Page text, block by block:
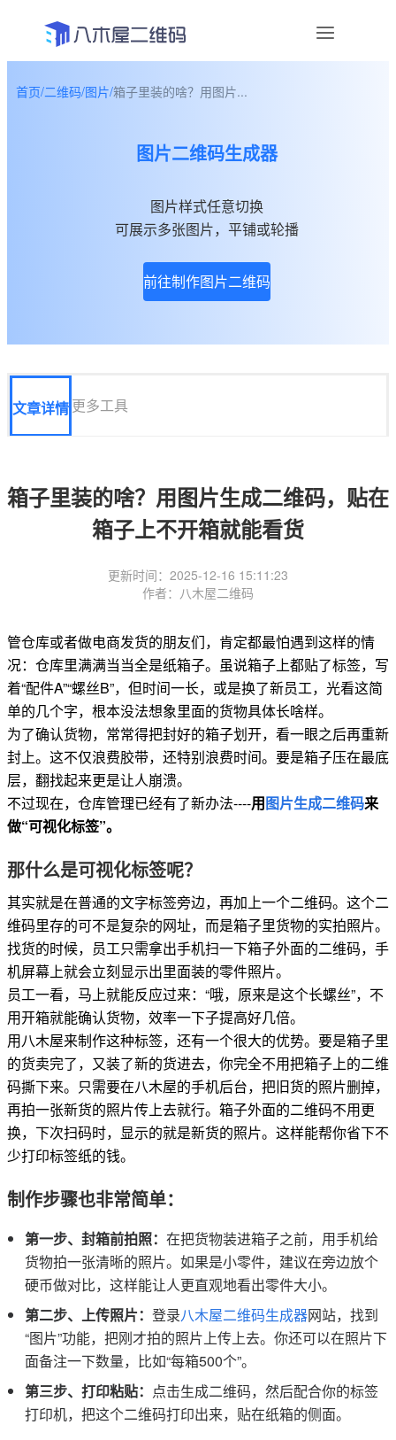
首页/二维码/图片/箱子里装的啥？用图片...
图片二维码生成器
图片样式任意切换
可展示多张图片，平铺或轮播
前往制作图片二维码
文章详情更多工具
箱子里装的啥？用图片生成二维码，贴在
箱子上不开箱就能看货
更新时间：2025-12-16 15:11:23
作者：八木屋二维码
管仓库或者做电商发货的朋友们，肯定都最怕遇到这样的情
况：仓库里满满当当全是纸箱子。虽说箱子上都贴了标签，写
着“配件A”“螺丝B”，但时间一长，或是换了新员工，光看这简
单的几个字，根本没法想象里面的货物具体长啥样。
为了确认货物，常常得把封好的箱子划开，看一眼之后再重新
封上。这不仅浪费胶带，还特别浪费时间。要是箱子压在最底
层，翻找起来更是让人崩溃。
不过现在，仓库管理已经有了新办法----用图片生成二维码来
做“可视化标签”。
那什么是可视化标签呢？
其实就是在普通的文字标签旁边，再加上一个二维码。这个二
维码里存的可不是复杂的网址，而是箱子里货物的实拍照片。
找货的时候，员工只需拿出手机扫一下箱子外面的二维码，手
机屏幕上就会立刻显示出里面装的零件照片。
员工一看，马上就能反应过来：“哦，原来是这个长螺丝”，不
用开箱就能确认货物，效率一下子提高好几倍。
用八木屋来制作这种标签，还有一个很大的优势。要是箱子里
的货卖完了，又装了新的货进去，你完全不用把箱子上的二维
码撕下来。只需要在八木屋的手机后台，把旧货的照片删掉，
再拍一张新货的照片传上去就行。箱子外面的二维码不用更
换，下次扫码时，显示的就是新货的照片。这样能帮你省下不
少打印标签纸的钱。
制作步骤也非常简单：
第一步、封箱前拍照： 在把货物装进箱子之前，用手机给
货物拍一张清晰的照片。如果是小零件，建议在旁边放个
硬币做对比，这样能让人更直观地看出零件大小。
第二步、上传照片： 登录八木屋二维码生成器网站，找到
“图片”功能，把刚才拍的照片上传上去。你还可以在照片下
面备注一下数量，比如“每箱500个”。
第三步、打印粘贴： 点击生成二维码，然后配合你的标签
打印机，把这个二维码打印出来，贴在纸箱的侧面。